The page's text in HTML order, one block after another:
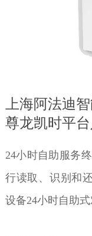
上海阿法迪
尊龙凯时平台
24小时自助服务
行读取、识别和
设备24小时自助式